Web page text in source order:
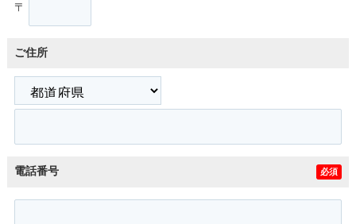
〒
ご住所
電話番号 必須